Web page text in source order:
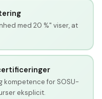
med 20 %" viser, at
kompetence for SOSU-
eksplicit.